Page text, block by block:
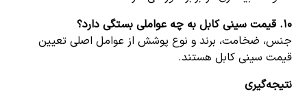
۱۰. قیمت سینی کابل به چه عواملی بستگی دارد؟
جنس، ضخامت، برند و نوع پوشش از عوامل اصلی تعیین
قیمت سینی کابل هستند.
نتیجه‌گیری